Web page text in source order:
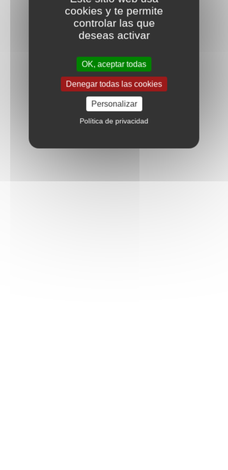
cookies y te permite
controlar las que
deseas activar
OK, aceptar todas
Denegar todas las cookies
Personalizar
Política de privacidad